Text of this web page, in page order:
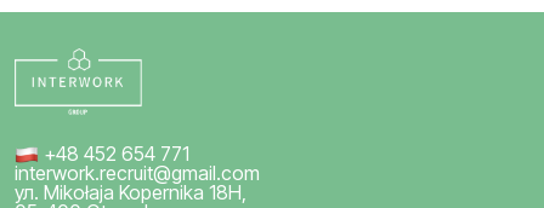
+48 452 654 771
interwork.recruit@gmail.com
ул. Mikołaja Kopernika 18H,